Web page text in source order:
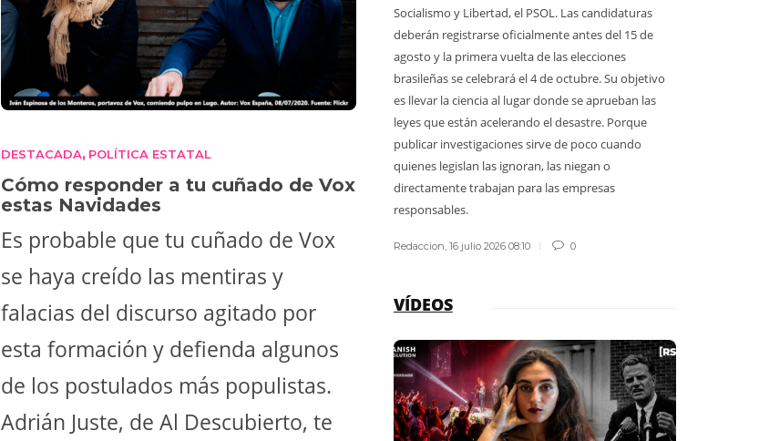
DESTACADA, POLÍTICA ESTATAL
Cómo responder a tu cuñado de Vox
estas Navidades
Es probable que tu cuñado de Vox
se haya creído las mentiras y
falacias del discurso agitado por
esta formación y defienda algunos
de los postulados más populistas.
Adrián Juste, de Al Descubierto, te
Socialismo y Libertad, el PSOL. Las candidaturas
deberán registrarse oficialmente antes del 15 de
agosto y la primera vuelta de las elecciones
brasileñas se celebrará el 4 de octubre. Su objetivo
es llevar la ciencia al lugar donde se aprueban las
leyes que están acelerando el desastre. Porque
publicar investigaciones sirve de poco cuando
quienes legislan las ignoran, las niegan o
directamente trabajan para las empresas
responsables.
Redaccion 16 julio 2026 08:10 0
VÍDEOS